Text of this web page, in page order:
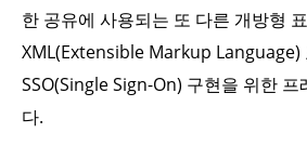
한 공유에 사용되는 또 다른 개방형
XML(Extensible Markup Language)
SSO(Single Sign-On) 구현을 위한
다.